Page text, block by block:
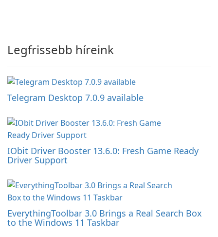
Legfrissebb híreink
Telegram Desktop 7.0.9 available
IObit Driver Booster 13.6.0: Fresh Game Ready
Driver Support
EverythingToolbar 3.0 Brings a Real Search Box
to the Windows 11 Taskbar